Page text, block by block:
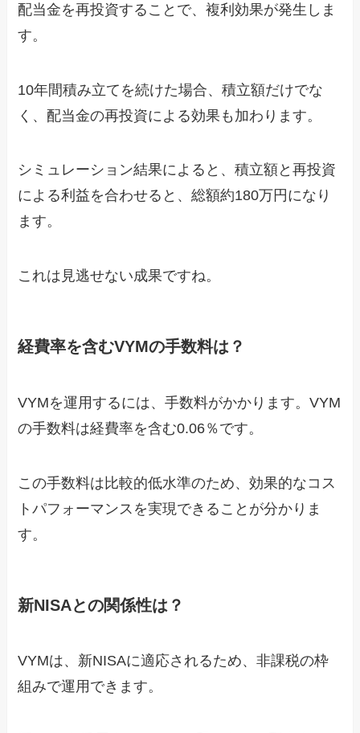
配当金を再投資することで、複利効果が発生しま
す。
10年間積み立てを続けた場合、積立額だけでな
く、配当金の再投資による効果も加わります。
シミュレーション結果によると、積立額と再投資
による利益を合わせると、総額約180万円になり
ます。
これは見逃せない成果ですね。
経費率を含むVYMの手数料は？
VYMを運用するには、手数料がかかります。VYM
の手数料は経費率を含む0.06％です。
この手数料は比較的低水準のため、効果的なコス
トパフォーマンスを実現できることが分かりま
す。
新NISAとの関係性は？
VYMは、新NISAに適応されるため、非課税の枠
組みで運用できます。